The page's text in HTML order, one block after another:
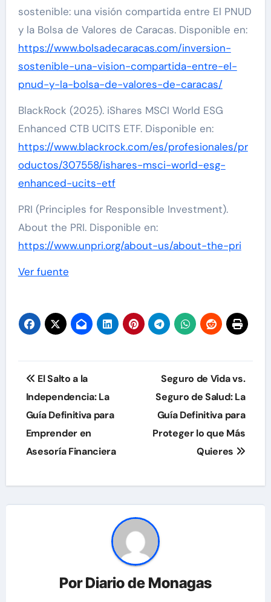
sostenible: una visión compartida entre El PNUD
y la Bolsa de Valores de Caracas. Disponible en:
https://www.bolsadecaracas.com/inversion-
sostenible-una-vision-compartida-entre-el-
pnud-y-la-bolsa-de-valores-de-caracas/
BlackRock (2025). iShares MSCI World ESG
Enhanced CTB UCITS ETF. Disponible en:
https://www.blackrock.com/es/profesionales/pr
oductos/307558/ishares-msci-world-esg-
enhanced-ucits-etf
PRI (Principles for Responsible Investment).
About the PRI. Disponible en:
https://www.unpri.org/about-us/about-the-pri
Navegación
entradas
Ver fuente
Navegación
de
entradas
El Salto a la
Independencia: La
Guía Definitiva para
Emprender en
Asesoría Financiera
Seguro de Vida vs.
Seguro de Salud: La
Guía Definitiva para
Proteger lo que Más
Quieres
PorDiario de Monagas